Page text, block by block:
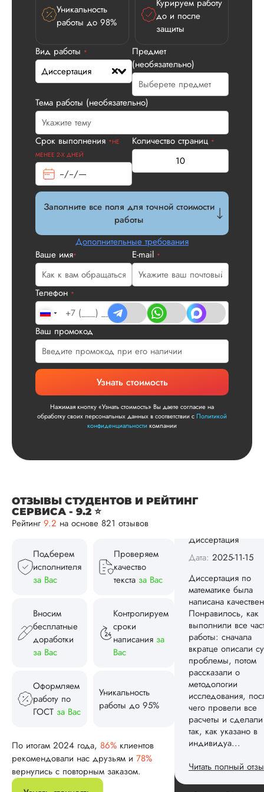
Уникальность
работы до 98%
Курируем работу
до и после
защиты
Вид работы *
Диссертация
Предмет
(необязательно)
Тема работы (необязательно)
Срок выполнения *НЕ
МЕНЕЕ 2-Х ДНЕЙ
Количество страниц *
Заполните все поля для точной стоимости
работы
Дополнительные требования
Ваше имя* E-mail *
Телефон *
Ваш промокод
Узнать стоимость
Нажимая кнопку «Узнать стоимость» Вы даете согласие на
обработку своих персональных данных в соответствии сПолитикой
конфиденциальностикомпании
ОТЗЫВЫ СТУДЕНТОВ И РЕЙТИНГ
СЕРВИСА - 9.2 ⭐
Рейтинг 9.2 на основе 821 отзывов
Подберем
исполнителя
за Вас
Проверяем
качество
текста за Вас
Вносим
бесплатные
доработки
за Вас
Контролируем
сроки
написания за
Вас
Оформляем
работу по
ГОСТ за Вас
Уникальность
работы до 95%
По итогам 2024 года, 86% клиентов
рекомендовали нас друзьям и 78%
вернулись с повторным заказом.
Илья П.
Вид работы:
Дата:2026-05-21
заказ на
устроила стоимость
услуги, наличие
официального
по структуре
что не было
плане. Научруки
посмотрели, что
Читать полный
улыбкой!
Дата:
2025-11-15
Диссертация по
математике была
написана
Понравилось, как
выполнили все
работы: сначала
вкратце описали
проблемы, потом
рассказали о
методологии
исследования,
чего провели все
расчеты и
так, как указано в
индивидуа...
Читать полный
Спасибо!